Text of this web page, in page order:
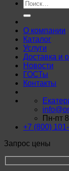
Искать:
О компании
Каталог
Услуги
Доставка и
Новости
ГОСТы
Контакты
Пн-пт
+7 (800)
Запрос цены